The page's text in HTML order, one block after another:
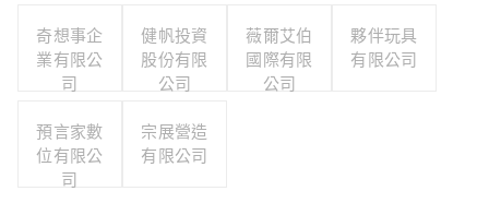
奇想事企
業有限公
司
健帆投資
股份有限
公司
薇爾艾伯
國際有限
公司
夥伴玩具
有限公司
預言家數
位有限公
司
宗展營造
有限公司